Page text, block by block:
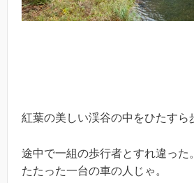
紅葉の美しい渓谷の中をひたすら
途中で一組の歩行者とすれ違った
たたった一台の車の人じゃ。